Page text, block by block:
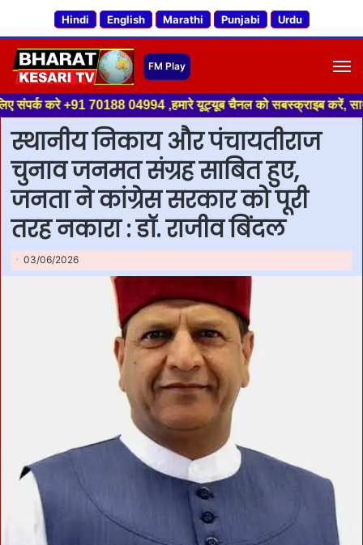
Hindi English Marathi Punjabi Urdu
70188 04994 ,हमारे यूट्यूब चैनल को सबस्क्राइब करें, साथ मे हमारे
स्थानीय निकाय और पंचायतीराज
चुनाव जनमत संग्रह साबित हुए,
जनता ने कांग्रेस सरकार को पूरी
तरह नकारा : डॉ. राजीव बिंदल
03/06/2026